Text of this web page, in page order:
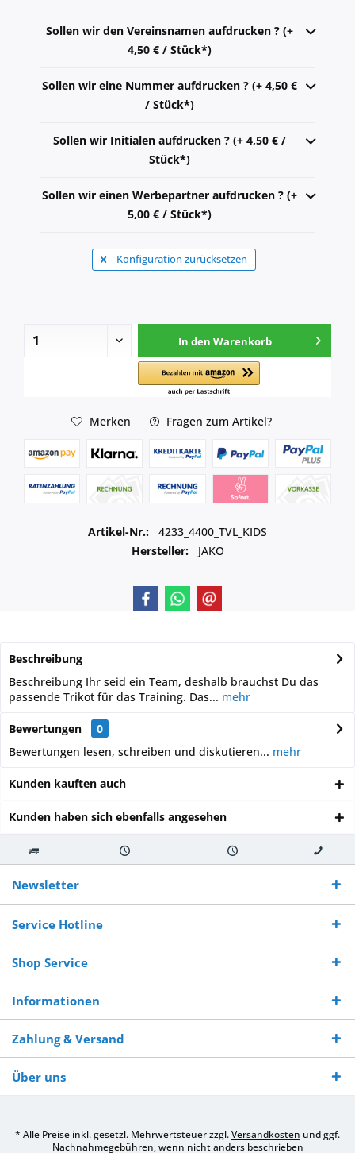
Sollen wir den Vereinsnamen aufdrucken ? (+
4,50 € / Stück*)
Sollen wir eine Nummer aufdrucken ? (+ 4,50 €
/ Stück*)
Sollen wir Initialen aufdrucken ? (+ 4,50 € /
Stück*)
Sollen wir einen Werbepartner aufdrucken ? (+
5,00 € / Stück*)
Konfiguration zurücksetzen
In den Warenkorb
Merken Fragen zum Artikel?
Artikel-Nr.:
4233_4400_TVL_KIDS
Hersteller:
JAKO
Beschreibung
Beschreibung Ihr seid ein Team, deshalb brauchst Du das
passende Trikot für das Training. Das... mehr
Bewertungen
0
Bewertungen lesen, schreiben und diskutieren... mehr
Kunden kauften auch
Kunden haben sich ebenfalls angesehen
Kostenloser
Versand ab €
250,-
Versand innerhalb von Versand von So erreichen
Sie uns 0160
970 511 90
Newsletter
Service Hotline
Shop Service
Informationen
Zahlung & Versand
Über uns
* Alle Preise inkl. gesetzl. Mehrwertsteuer zzgl.Versandkosten und ggf.
Nachnahmegebühren, wenn nicht anders beschrieben